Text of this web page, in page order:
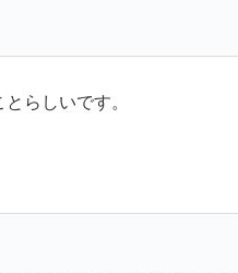
らしいです。